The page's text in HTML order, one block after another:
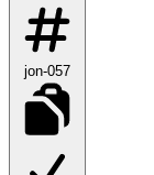
jon-057